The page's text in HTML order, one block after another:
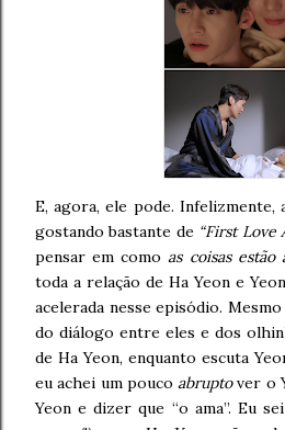
E, agora, ele pode. Infelizmente,
gostando bastante de “First Love
pensar em comoas coisas estão
toda a relação de Ha Yeon e
acelerada nesse episódio.
do diálogo entre eles e dos
de Ha Yeon, enquanto escuta
eu achei um poucoabruptover o
Yeon e dizer que “o ama”. Eu